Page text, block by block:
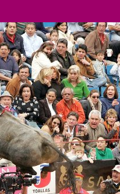
Toro
saltando.